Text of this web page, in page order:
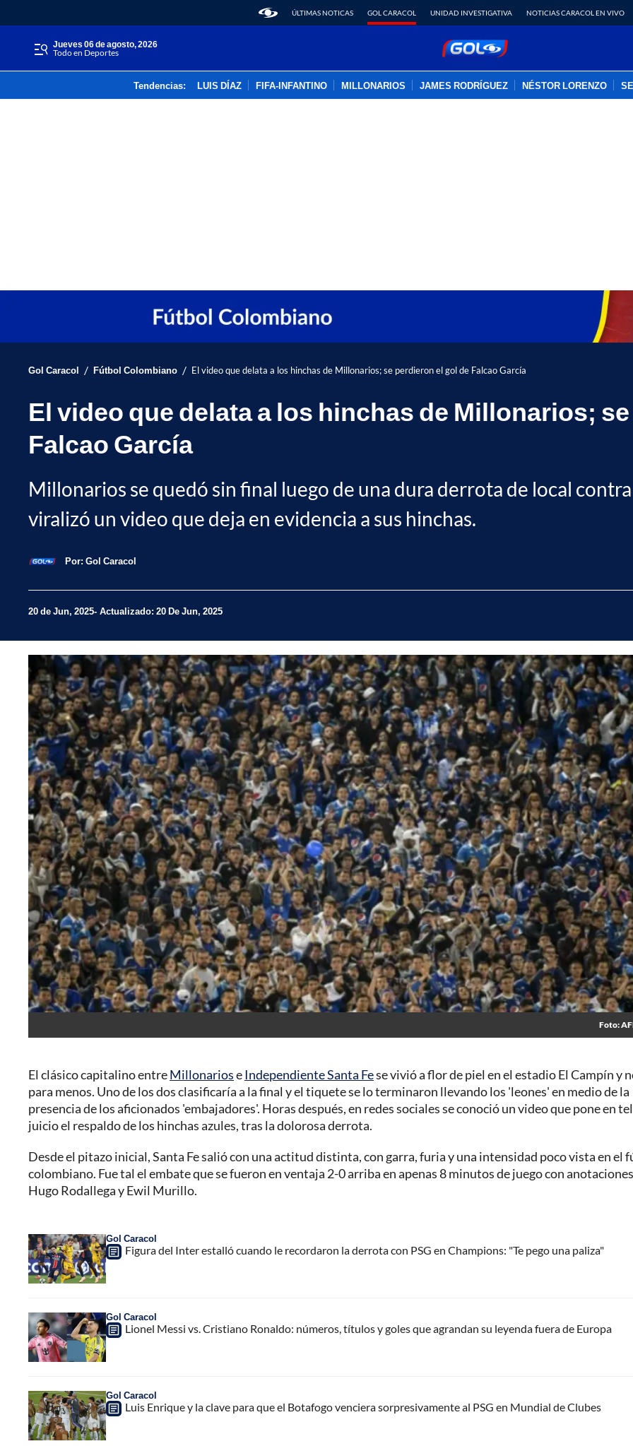
ÚLTIMAS NOTICAS GOL CARACOL UNIDAD INVESTIGATIVA NOTICIAS CARACOL EN VIVO
jueves 06 de agosto, 2026
Todo en Deportes
Tendencias: LUIS DÍAZ FIFA-INFANTINO MILLONARIOS JAMES RODRÍGUEZ NÉSTOR LORENZO
Gol Caracol / Fútbol Colombiano / El video que delata a los hinchas de Millonarios; se perdieron el gol de Falcao García
El video que delata a los hinchas de Millonarios;
Falcao García
Millonarios se quedó sin final luego de una dura derrota de local contra
viralizó un video que deja en evidencia a sus hinchas.
Por: Gol Caracol
20 de Jun, 2025 Actualizado: 20 De Jun, 2025
Foto:
El clásico capitalino entreMillonarioseIndependiente Santa Fese vivió a flor de piel en el estadio El Campín y
para menos. Uno de los dos clasificaría a la final y el tiquete se lo terminaron llevando los 'leones' en medio de la
presencia de los aficionados 'embajadores'. Horas después, en redes sociales se conoció un video que pone en
juicio el respaldo de los hinchas azules, tras la dolorosa derrota.
Desde el pitazo inicial, Santa Fe salió con una actitud distinta, con garra, furia y una intensidad poco vista en el
colombiano. Fue tal el embate que se fueron en ventaja 2-0 arriba en apenas 8 minutos de juego con
Hugo Rodallega y Ewil Murillo.
Gol Caracol
Figura del Inter estalló cuando le recordaron la derrota con PSG en Champions: "Te pego una paliza"
Gol Caracol
Lionel Messi vs. Cristiano Ronaldo: números, títulos y goles que agrandan su leyenda fuera de Europa
Gol Caracol
Luis Enrique y la clave para que el Botafogo venciera sorpresivamente al PSG en Mundial de Clubes